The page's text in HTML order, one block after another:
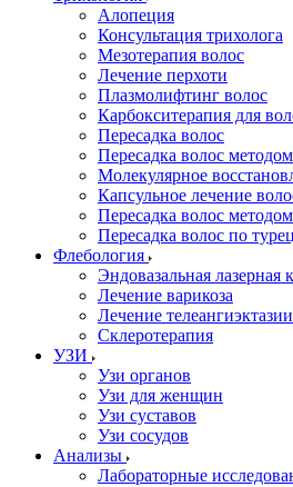
Алопеция
Консультация трихолога
Мезотерапия волос
Лечение перхоти
Плазмолифтинг волос
Карбокситерапия для
Пересадка волос
Пересадка волос
Молекулярное
Капсульное лечение
Пересадка волос
Пересадка волос по
Флебология
Эндовазальная лазерная
Лечение варикоза
Лечение телеангиэктазии
Склеротерапия
УЗИ
Узи органов
Узи для женщин
Узи cуставов
Узи сосудов
Анализы
Лабораторные